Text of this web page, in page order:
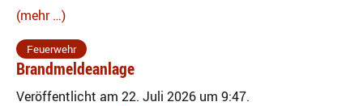
(mehr …)
Feuerwehr
Brandmeldeanlage
Veröffentlicht am 22. Juli 2026 um 9:47.